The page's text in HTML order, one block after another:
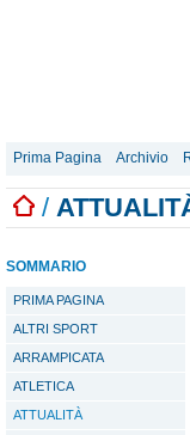
Prima Pagina Archivio
/
SOMMARIO
PRIMA PAGINA
ALTRI SPORT
ARRAMPICATA
ATLETICA
ATTUALITÀ